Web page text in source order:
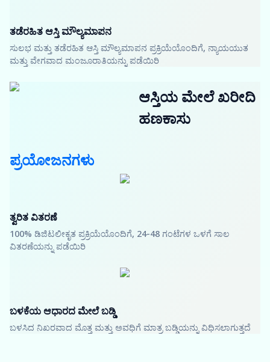
ತಡೆರಹಿತ ಆಸ್ತಿ ಮೌಲ್ಯಮಾಪನ
ಸುಲಭ ಮತ್ತು ತಡೆರಹಿತ ಆಸ್ತಿ ಮೌಲ್ಯಮಾಪನ ಪ್ರಕ್ರಿಯೆಯೊಂದಿಗೆ, ನ್ಯಾಯಯುತ
ಮತ್ತು ವೇಗವಾದ ಮಂಜೂರಾತಿಯನ್ನು ಪಡೆಯಿರಿ
ಆಸ್ತಿಯ ಮೇಲೆ ಖರೀದಿ
ಹಣಕಾಸು
ಪ್ರಯೋಜನಗಳು
ತ್ವರಿತ ವಿತರಣೆ
100% ಡಿಜಿಟಲೀಕೃತ ಪ್ರಕ್ರಿಯೆಯೊಂದಿಗೆ, 24-48 ಗಂಟೆಗಳ ಒಳಗೆ ಸಾಲ
ವಿತರಣೆಯನ್ನು ಪಡೆಯಿರಿ
ಬಳಕೆಯ ಆಧಾರದ ಮೇಲೆ ಬಡ್ಡಿ
ಬಳಸಿದ ನಿಖರವಾದ ಮೊತ್ತ ಮತ್ತು ಅವಧಿಗೆ ಮಾತ್ರ ಬಡ್ಡಿಯನ್ನು ವಿಧಿಸಲಾಗುತ್ತದೆ